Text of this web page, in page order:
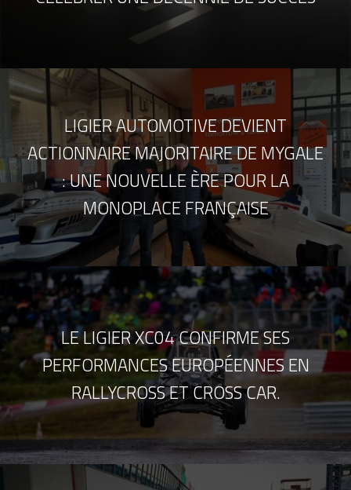
LIGIER AUTOMOTIVE DEVIENT
ACTIONNAIRE MAJORITAIRE DE MYGALE
: UNE NOUVELLE ÈRE POUR LA
MONOPLACE FRANÇAISE
LE LIGIER XC04 CONFIRME SES
PERFORMANCES EUROPÉENNES EN
RALLYCROSS ET CROSS CAR.